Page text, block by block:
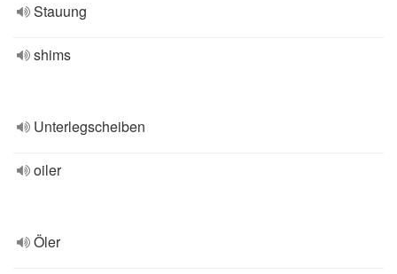
Stauung
shims
Unterlegscheiben
oiler
Öler